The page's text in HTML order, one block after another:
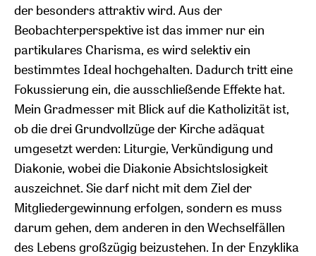
der besonders attraktiv wird. Aus der
Beobachterperspektive ist das immer nur ein
partikulares Charisma, es wird selektiv ein
bestimmtes Ideal hochgehalten. Dadurch tritt eine
Fokussierung ein, die ausschließende Effekte hat.
Mein Gradmesser mit Blick auf die Katholizität ist,
ob die drei Grundvollzüge der Kirche adäquat
umgesetzt werden: Liturgie, Verkündigung und
Diakonie, wobei die Diakonie Absichtslosigkeit
auszeichnet. Sie darf nicht mit dem Ziel der
Mitgliedergewinnung erfolgen, sondern es muss
darum gehen, dem anderen in den Wechselfällen
des Lebens großzügig beizustehen. In der Enzyklika